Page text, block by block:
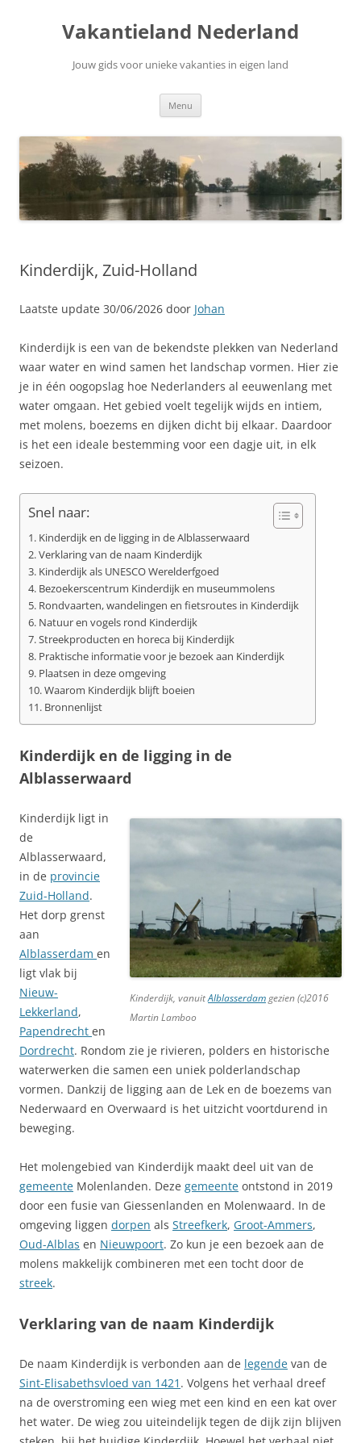
Vakantieland Nederland
Jouw gids voor unieke vakanties in eigen land
Menu
Kinderdijk, Zuid-Holland
Laatste update 30/06/2026 door Johan
Kinderdijk is een van de bekendste plekken van Nederland
waar water en wind samen het landschap vormen. Hier zie
je in één oogopslag hoe Nederlanders al eeuwenlang met
water omgaan. Het gebied voelt tegelijk wijds en intiem,
met molens, boezems en dijken dicht bij elkaar. Daardoor
is het een ideale bestemming voor een dagje uit, in elk
seizoen.
Snel naar:
Kinderdijk en de ligging in de Alblasserwaard
Verklaring van de naam Kinderdijk
Kinderdijk als UNESCO Werelderfgoed
Bezoekerscentrum Kinderdijk en museummolens
Rondvaarten, wandelingen en fietsroutes in Kinderdijk
Natuur en vogels rond Kinderdijk
Streekproducten en horeca bij Kinderdijk
Praktische informatie voor je bezoek aan Kinderdijk
Plaatsen in deze omgeving
Waarom Kinderdijk blijft boeien
Bronnenlijst
Kinderdijk en de ligging in de
Alblasserwaard
Kinderdijk, vanuitAlblasserdam gezien (c)2016
Martin Lamboo
Kinderdijk ligt in
de
Alblasserwaard,
in de provincie
Zuid-Holland.
Het dorp grenst
aan
Alblasserdam en
ligt vlak bij
Nieuw-
Lekkerland,
Papendrecht en
Dordrecht. Rondom zie je rivieren, polders en historische
waterwerken die samen een uniek polderlandschap
vormen. Dankzij de ligging aan de Lek en de boezems van
Nederwaard en Overwaard is het uitzicht voortdurend in
beweging.
Het molengebied van Kinderdijk maakt deel uit van de
gemeente Molenlanden. Deze gemeente ontstond in 2019
door een fusie van Giessenlanden en Molenwaard. In de
omgeving liggen dorpen als Streefkerk, Groot-Ammers,
Oud-Alblas en Nieuwpoort. Zo kun je een bezoek aan de
molens makkelijk combineren met een tocht door de
streek.
Verklaring van de naam Kinderdijk
De naam Kinderdijk is verbonden aan de legende van de
Sint-Elisabethsvloed van 1421 . Volgens het verhaal dreef
na de overstroming een wieg met een kind en een kat over
het water. De wieg zou uiteindelijk tegen de dijk zijn blijven